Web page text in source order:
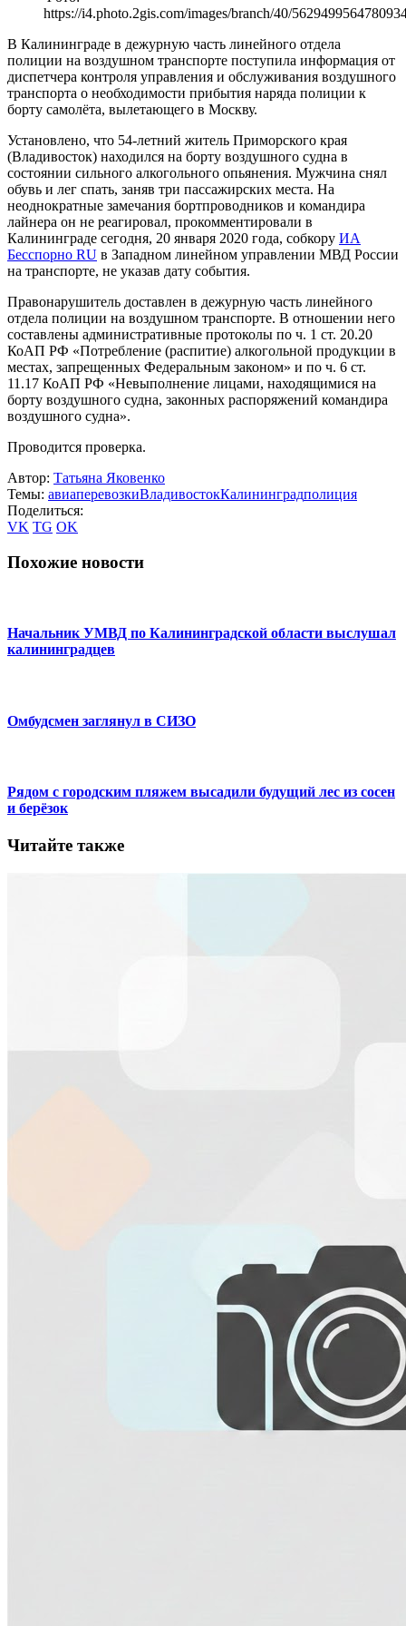
https://i4.photo.2gis.com/images/branch/40/
В Калининграде в дежурную часть линейного отдела
полиции на воздушном транспорте поступила информация от
диспетчера контроля управления и обслуживания воздушного
транспорта о необходимости прибытия наряда полиции к
борту самолёта, вылетающего в Москву.
Установлено, что 54-летний житель Приморского края
(Владивосток) находился на борту воздушного судна в
состоянии сильного алкогольного опьянения. Мужчина снял
обувь и лег спать, заняв три пассажирских места. На
неоднократные замечания бортпроводников и командира
лайнера он не реагировал, прокомментировали в
Калининграде сегодня, 20 января 2020 года, собкору ИА
Бесспорно RU в Западном линейном управлении МВД России
на транспорте, не указав дату события.
Правонарушитель доставлен в дежурную часть линейного
отдела полиции на воздушном транспорте. В отношении него
составлены административные протоколы по ч. 1 ст. 20.20
КоАП РФ «Потребление (распитие) алкогольной продукции в
местах, запрещенных Федеральным законом» и по ч. 6 ст.
11.17 КоАП РФ «Невыполнение лицами, находящимися на
борту воздушного судна, законных распоряжений командира
воздушного судна».
Проводится проверка.
Автор: Татьяна Яковенко
Темы: авиаперевозкиВладивостокКалининградполиция
Поделиться:
VK TG OK
Похожие новости
Начальник УМВД по Калининградской области выслушал
калининградцев
Омбудсмен заглянул в СИЗО
Рядом с городским пляжем высадили будущий лес из сосен
и берёзок
Читайте также